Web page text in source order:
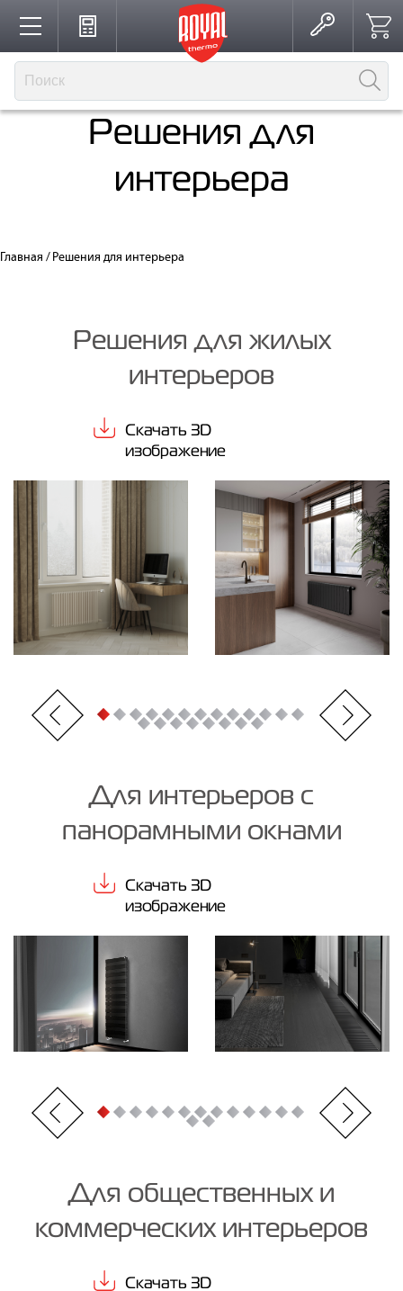
Каталог
Где купить
Контакты
8 (800) 234-19-70
8 (800) 500-07-75
Решения для
интерьера
Главная / Решения для интерьера
Решения для жилых
интерьеров
Скачать 3D
изображение
Для интерьеров с
панорамными окнами
Скачать 3D
изображение
Для общественных и
коммерческих интерьеров
Скачать 3D